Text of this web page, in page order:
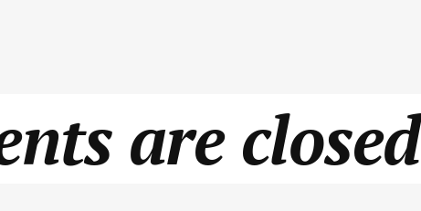
are closed